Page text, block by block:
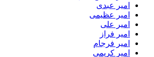
امیر عبدی
امیر عظیمی
امیر علی
امیر فراز
امیر فرجام
امیر کریمی